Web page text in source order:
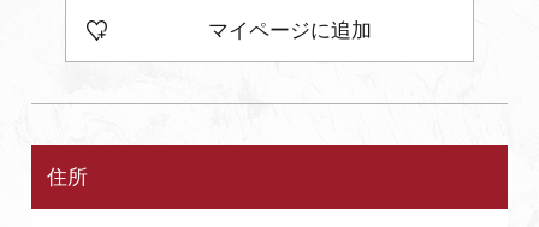
マイページに追加
住所